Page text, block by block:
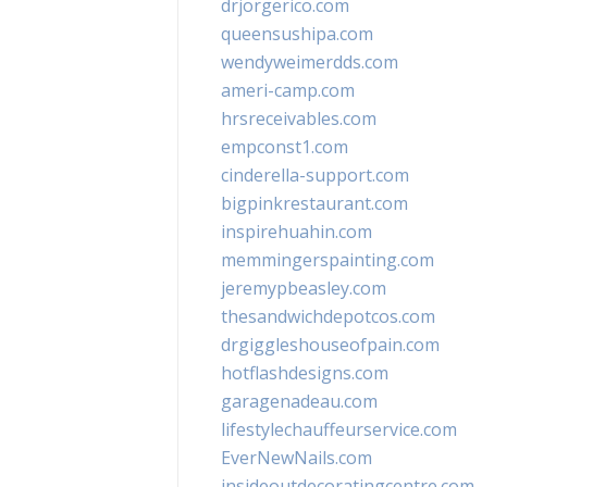
drjorgerico.com
queensushipa.com
wendyweimerdds.com
ameri-camp.com
hrsreceivables.com
empconst1.com
cinderella-support.com
bigpinkrestaurant.com
inspirehuahin.com
memmingerspainting.com
jeremypbeasley.com
thesandwichdepotcos.com
drgiggleshouseofpain.com
hotflashdesigns.com
garagenadeau.com
lifestylechauffeurservice.com
EverNewNails.com